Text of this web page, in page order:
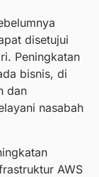
disetujui
Peningkatan
bisnis, di
dan
nasabah
AWS